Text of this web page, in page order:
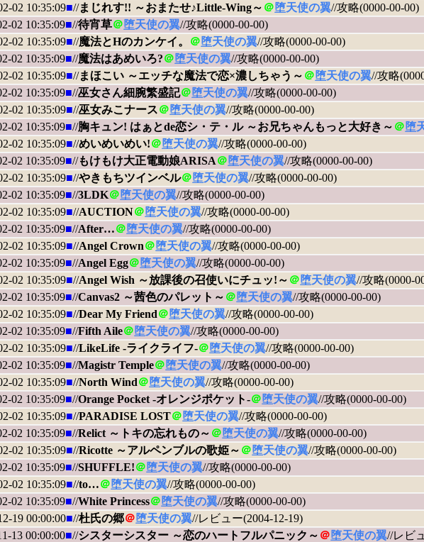
02 10:35:09■//まじれす!! ～おまたせ♪Little-Wing～ ＠堕天使の翼//攻略(0000-00-00)
02 10:35:09■//待宵草＠堕天使の翼//攻略(0000-00-00)
02 10:35:09■//魔法とHのカンケイ。 ＠堕天使の翼//攻略(0000-00-00)
02 10:35:09■//魔法はあめいろ?＠堕天使の翼//攻略(0000-00-00)
02 10:35:09■//まほこい ～エッチな魔法で恋×濃しちゃう～ ＠堕天使の翼//攻略
02 10:35:09■//巫女さん細腕繁盛記＠堕天使の翼//攻略(0000-00-00)
02 10:35:09■//巫女みこナース＠堕天使の翼//攻略(0000-00-00)
02 10:35:09■//胸キュン! はぁとde恋シ・テ・ル ～お兄ちゃんもっと大好き～ ＠堕
02 10:35:09■//めいめいめい!＠堕天使の翼//攻略(0000-00-00)
02 10:35:09■//もけもけ大正電動娘ARISA＠堕天使の翼//攻略(0000-00-00)
02 10:35:09■//やきもちツインベル＠堕天使の翼//攻略(0000-00-00)
02 10:35:09■//3LDK＠堕天使の翼//攻略(0000-00-00)
02 10:35:09■//AUCTION＠堕天使の翼//攻略(0000-00-00)
02 10:35:09■//After…＠堕天使の翼//攻略(0000-00-00)
02 10:35:09■//Angel Crown＠堕天使の翼//攻略(0000-00-00)
02 10:35:09■//Angel Egg＠堕天使の翼//攻略(0000-00-00)
02 10:35:09■//Angel Wish ～放課後の召使いにチュッ!～ ＠堕天使の翼//攻略(0000-
02 10:35:09■//Canvas2 ～茜色のパレット～ ＠堕天使の翼//攻略(0000-00-00)
02 10:35:09■//Dear My Friend＠堕天使の翼//攻略(0000-00-00)
02 10:35:09■//Fifth Aile＠堕天使の翼//攻略(0000-00-00)
02 10:35:09■//LikeLife -ライクライフ-＠堕天使の翼//攻略(0000-00-00)
02 10:35:09■//Magistr Temple＠堕天使の翼//攻略(0000-00-00)
02 10:35:09■//North Wind＠堕天使の翼//攻略(0000-00-00)
02 10:35:09■//Orange Pocket -オレンジポケット-＠堕天使の翼//攻略(0000-00-00)
02 10:35:09■//PARADISE LOST＠堕天使の翼//攻略(0000-00-00)
02 10:35:09■//Relict ～トキの忘れもの～ ＠堕天使の翼//攻略(0000-00-00)
02 10:35:09■//Ricotte ～アルペンブルの歌姫～ ＠堕天使の翼//攻略(0000-00-00)
02 10:35:09■//SHUFFLE!＠堕天使の翼//攻略(0000-00-00)
02 10:35:09■//to…＠堕天使の翼//攻略(0000-00-00)
02 10:35:09■//White Princess＠堕天使の翼//攻略(0000-00-00)
19 00:00:00■//杜氏の郷＠堕天使の翼//レビュー(2004-12-19)
13 00:00:00■//シスターシスター ～恋のハートフルパニック～ ＠堕天使の翼//レビ